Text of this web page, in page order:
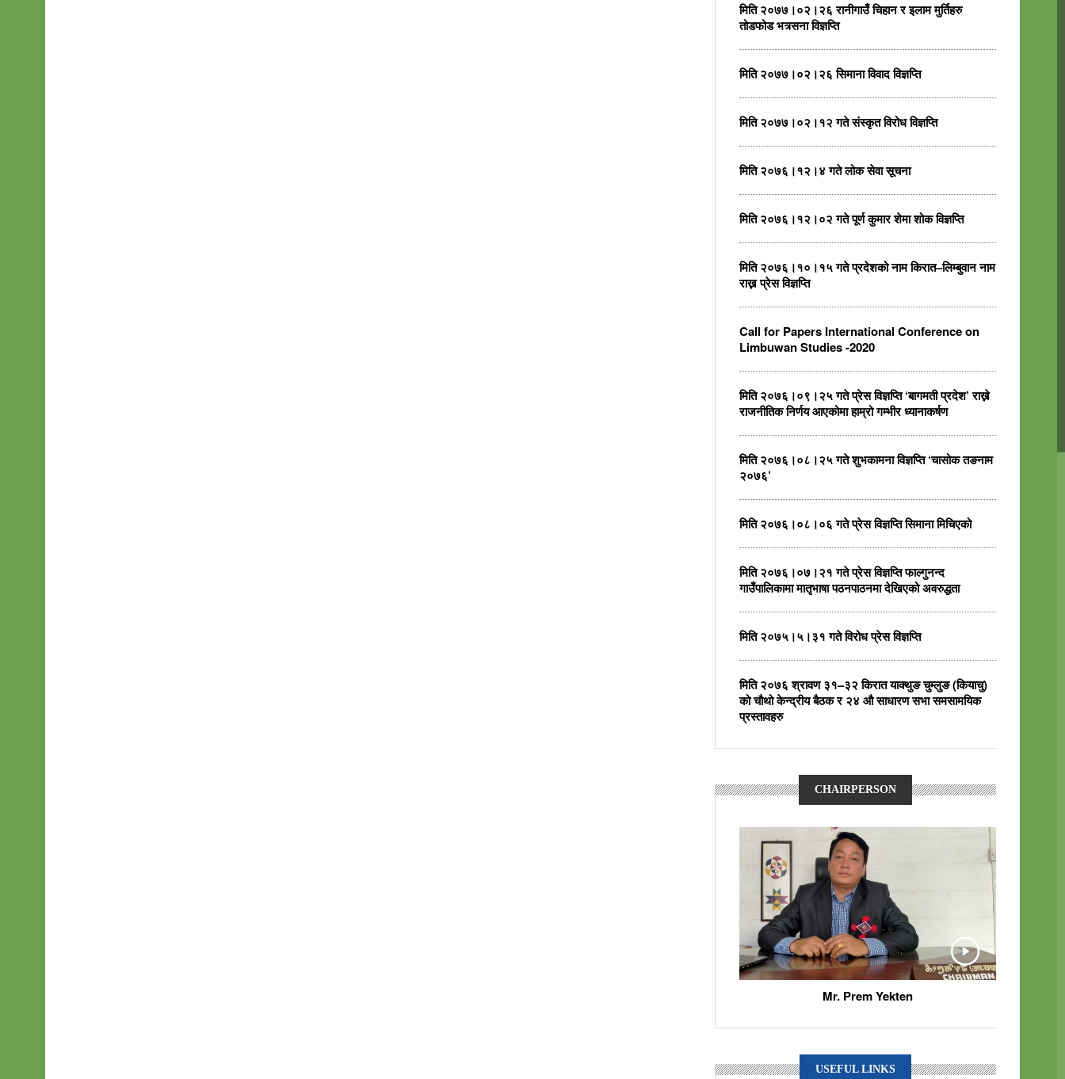
मिति २०७७।०२।२६ रानीगाउँ चिहान र इलाम मुर्तिहरु
तोडफोड भत्र्सना विज्ञप्ति
मिति २०७७।०२।२६ सिमाना विवाद विज्ञप्ति
मिति २०७७।०२।१२ गते संस्कृत विरोध विज्ञप्ति
मिति २०७६।१२।४ गते लोक सेवा सूचना
मिति २०७६।१२।०२ गते पूर्ण कुमार शेमा शोक विज्ञप्ति
मिति २०७६।१०।१५ गते प्रदेशको नाम किरात–लिम्बुवान नाम
राख्न प्रेस विज्ञप्ति
Call for Papers International Conference on
Limbuwan Studies -2020
मिति २०७६।०९।२५ गते प्रेस विज्ञप्ति ‘बागमती प्रदेश’ राख्ने
राजनीतिक निर्णय आएकोमा हाम्रो गम्भीर ध्यानाकर्षण
मिति २०७६।०८।२५ गते शुभकामना विज्ञप्ति ‘चासोक तङनाम
२०७६’
मिति २०७६।०८।०६ गते प्रेस विज्ञप्ति सिमाना मिचिएको
मिति २०७६।०७।२१ गते प्रेस विज्ञप्ति फाल्गुनन्द
गाउँपालिकामा मातृभाषा पठनपाठनमा देखिएको अवरुद्धता
मिति २०७५।५।३१ गते विरोध प्रेस विज्ञप्ति
मिति २०७६ श्रावण ३१–३२ किरात याक्थुङ चुम्लुङ (कियाचु)
को चौथो केन्द्रीय बैठक र २४ औ साधारण सभा समसामयिक
प्रस्तावहरु
CHAIRPERSON
Mr. Prem Yekten
USEFUL LINKS